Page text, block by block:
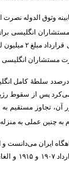
انگلیسی
دست به کار
مستشاران انگلیسی
سلطۀ کامل
پس از سقوط
تجاوز مستقیم
به چنین عملی به
ایران
انگلیس